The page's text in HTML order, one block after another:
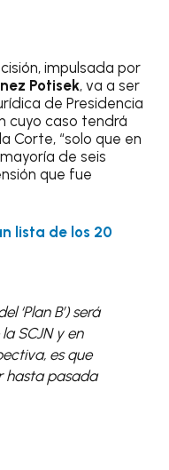
impulsada por
Potisek, va a ser
de Presidencia
cuyo caso tendrá
Corte, “solo que en
de seis
que fue
lista de los 20
‘Plan B’) será
SCJN y en
es que
hasta pasada